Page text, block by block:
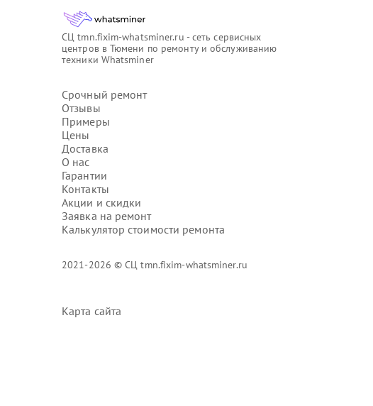
СЦ tmn.fixim-whatsminer.ru - сеть сервисных
центров в Тюмени по ремонту и обслуживанию
техники Whatsminer
Срочный ремонт
Отзывы
Примеры
Цены
Доставка
О нас
Гарантии
Контакты
Акции и скидки
Заявка на ремонт
Калькулятор стоимости ремонта
2021-2026 © СЦ tmn.fixim-whatsminer.ru
Карта сайта